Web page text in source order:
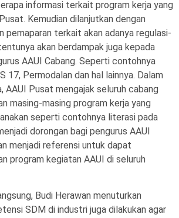
informasi terkait program kerja yang
Kemudian dilanjutkan dengan
pemaparan terkait akan adanya regulasi-
akan berdampak juga kepada
AAUI Cabang. Seperti contohnya
17, Permodalan dan hal lainnya. Dalam
AAUI Pusat mengajak seluruh cabang
masing-masing program kerja yang
seperti contohnya literasi pada
dorongan bagi pengurus AAUI
menjadi referensi untuk dapat
program kegiatan AAUI di seluruh
Budi Herawan menuturkan
SDM di industri juga dilakukan agar